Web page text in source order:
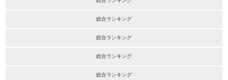
総合ランキング
総合ランキング
総合ランキング
総合ランキング